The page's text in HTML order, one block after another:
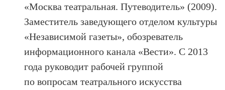
«Москва театральная. Путеводитель» (2009).
Заместитель заведующего отделом культуры
«Независимой газеты», обозреватель
информационного канала «Вести». С 2013
года руководит рабочей группой
по вопросам театрального искусства